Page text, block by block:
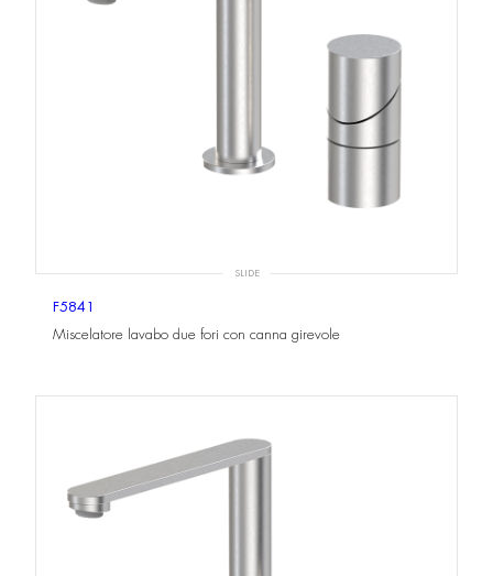
SLIDE
F5841
Miscelatore lavabo due fori con canna girevole